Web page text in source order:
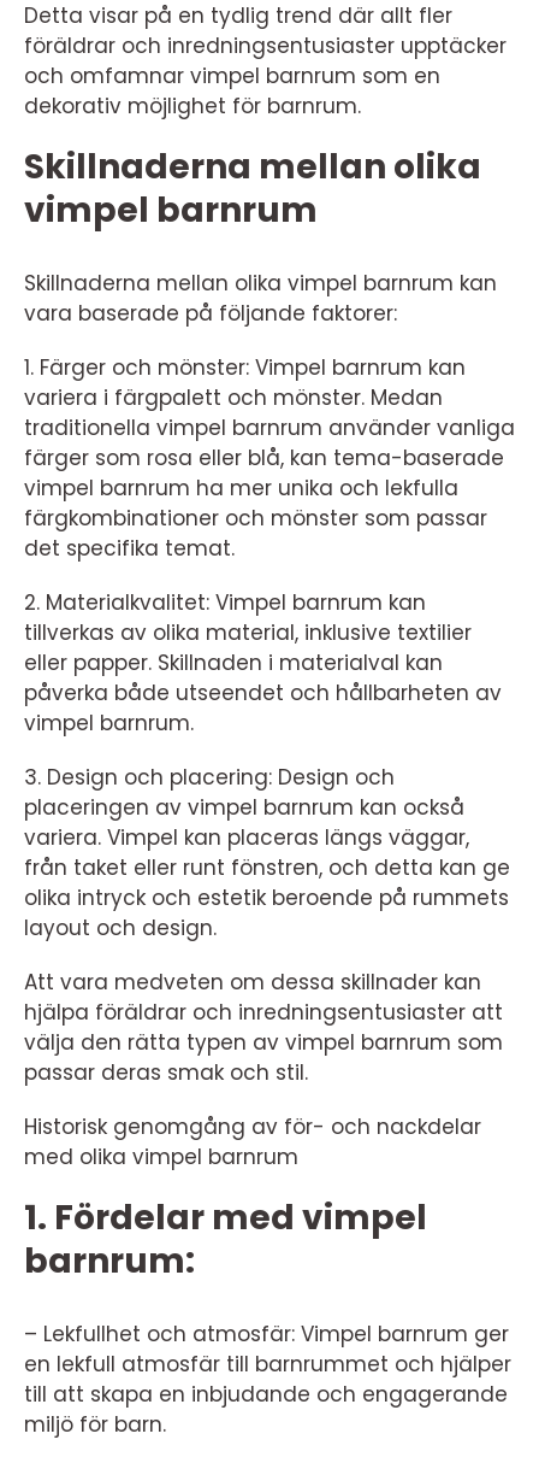
Detta visar på en tydlig trend där allt fler
föräldrar och inredningsentusiaster upptäcker
och omfamnar vimpel barnrum som en
dekorativ möjlighet för barnrum.
Skillnaderna mellan olika
vimpel barnrum
Skillnaderna mellan olika vimpel barnrum kan
vara baserade på följande faktorer:
1. Färger och mönster: Vimpel barnrum kan
variera i färgpalett och mönster. Medan
traditionella vimpel barnrum använder vanliga
färger som rosa eller blå, kan tema-baserade
vimpel barnrum ha mer unika och lekfulla
färgkombinationer och mönster som passar
det specifika temat.
2. Materialkvalitet: Vimpel barnrum kan
tillverkas av olika material, inklusive textilier
eller papper. Skillnaden i materialval kan
påverka både utseendet och hållbarheten av
vimpel barnrum.
3. Design och placering: Design och
placeringen av vimpel barnrum kan också
variera. Vimpel kan placeras längs väggar,
från taket eller runt fönstren, och detta kan ge
olika intryck och estetik beroende på rummets
layout och design.
Att vara medveten om dessa skillnader kan
hjälpa föräldrar och inredningsentusiaster att
välja den rätta typen av vimpel barnrum som
passar deras smak och stil.
Historisk genomgång av för- och nackdelar
med olika vimpel barnrum
1. Fördelar med vimpel
barnrum:
– Lekfullhet och atmosfär: Vimpel barnrum ger
en lekfull atmosfär till barnrummet och hjälper
till att skapa en inbjudande och engagerande
miljö för barn.